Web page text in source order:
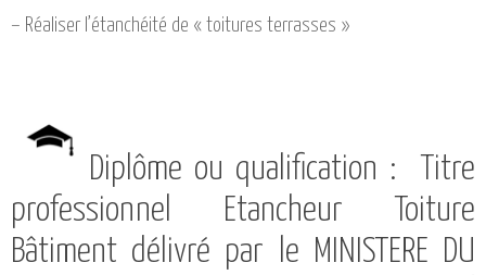
– Réaliser l’étanchéité de « toitures terrasses »
Diplôme ou qualification : Titre
professionnel Etancheur Toiture
Bâtiment délivré par le MINISTERE DU